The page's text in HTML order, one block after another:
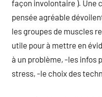
façon involontaire ). Une
pensée agréable
les groupes de muscles
utile pour à mettre en
à un problème, -les infos
stress, -le choix des